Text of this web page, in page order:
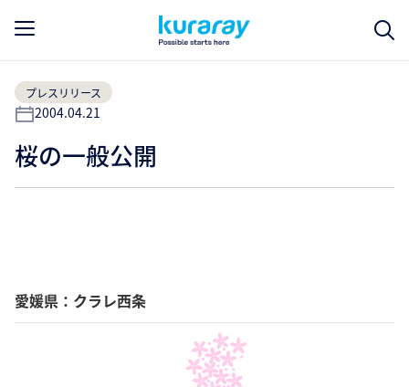
プレスリリース
2004.04.21
桜の一般公開
愛媛県：クラレ西条